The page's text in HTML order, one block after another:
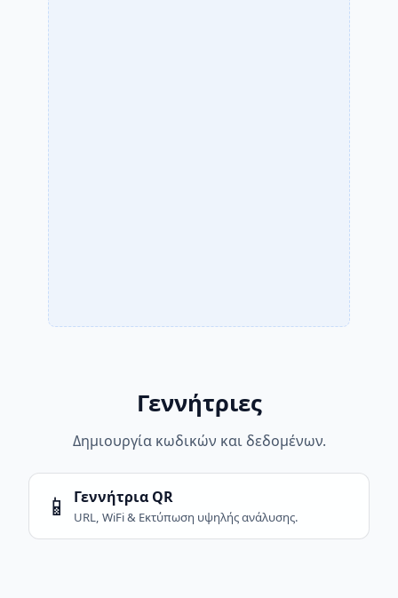
Γεννήτριες
Δημιουργία κωδικών και δεδομένων.
📱 Γεννήτρια QR
URL, WiFi & Εκτύπωση υψηλής ανάλυσης.